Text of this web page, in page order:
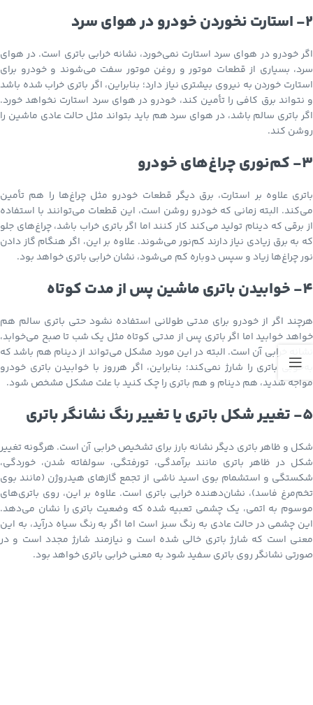
2- استارت نخوردن خودرو در هوای سرد
اگر خودرو در هوای سرد استارت نمی‌خورد، نشانه خرابی باتری است. در هوای
سرد، بسیاری از قطعات موتور و روغن موتور سفت می‌شوند و خودرو برای
استارت خوردن به نیروی بیشتری نیاز دارد؛ بنابراین، اگر باتری خراب شده باشد
و نتواند برق کافی را تأمین کند، خودرو در هوای سرد استارت نخواهد خورد.
اگر باتری سالم باشد، در هوای سرد هم باید بتواند مثل حالت عادی ماشین را
روشن کند.
3- کم‌نوری چراغ‌های خودرو
باتری علاوه بر استارت، برق دیگر قطعات خودرو مثل چراغ‌ها را هم تأمین
می‌کند. البته زمانی که خودرو روشن است، این قطعات می‌توانند با استفاده
از برقی که دینام تولید می‌کند کار کنند اما اگر باتری خراب باشد، چراغ‌های جلو
که به برق زیادی نیاز دارند کم‌نور می‌شوند. علاوه بر این، اگر هنگام گاز دادن
نور چراغ‌ها زیاد و سپس دوباره کم می‌شود، نشان خرابی باتری خواهد بود.
4- خوابیدن باتری ماشین پس از مدت کوتاه
هرچند اگر از خودرو برای مدتی طولانی استفاده نشود حتی باتری سالم هم
خواهد خوابید اما اگر باتری پس از مدتی کوتاه مثل یک شب تا صبح می‌خوابد،
نشانه خرابی آن است. البته در این مورد مشکل می‌تواند از دینام هم باشد که
به‌خوبی باتری را شارژ نمی‌کند؛ بنابراین، اگر هرروز با خوابیدن باتری خودرو
مواجه شدید، هم دینام و هم باتری را چک کنید با علت مشکل مشخص شود.
5- تغییر شکل باتری یا تغییر رنگ نشانگر باتری
شکل و ظاهر باتری دیگر نشانه بارز برای تشخیص خرابی آن است. هرگونه تغییر
شکل در ظاهر باتری مانند برآمدگی، تورفتگی، سولفاته شدن، خوردگی،
شکستگی و استشمام بوی اسید ناشی از تجمع گازهای هیدروژن (مانند بوی
تخم‌مرغ فاسد)، نشان‌دهنده خرابی باتری است. علاوه بر این، روی باتری‌های
موسوم به اتمی، یک چشمی تعبیه شده که وضعیت باتری را نشان می‌دهد.
این چشمی در حالت عادی به رنگ سبز است اما اگر به رنگ سیاه درآید، به این
معنی است که شارژ باتری خالی شده است و نیازمند شارژ مجدد است و در
صورتی نشانگر روی باتری سفید شود به معنی خرابی باتری خواهد بود.